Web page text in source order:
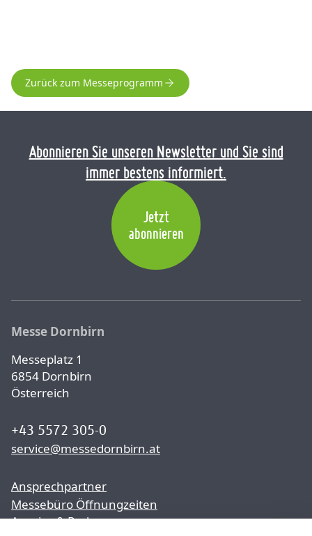
Zurück zum Messeprogramm
Abonnieren Sie unseren Newsletter und Sie sind
immer bestens informiert.
Jetzt
abonnieren
Messe Dornbirn
Messeplatz 1
6854 Dornbirn
Österreich
+43 5572 305-0
service@messedornbirn.at
Ansprechpartner
Messebüro Öffnungzeiten
Anreise & Parken